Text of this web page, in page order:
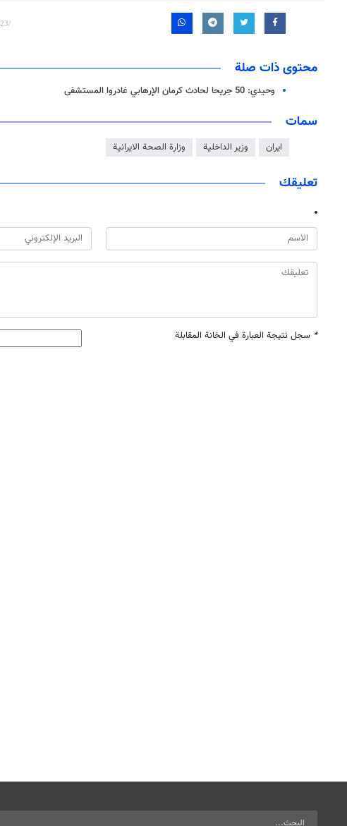
محتوى ذات صلة
وحيدي: 50 جريحا لحادث كرمان الإرهابي غادروا المستشفى
سمات
ايران وزير الداخلية وزارة الصحة الايرانية
تعليقك
* سجل نتيجة العبارة في الخانة المقابلة